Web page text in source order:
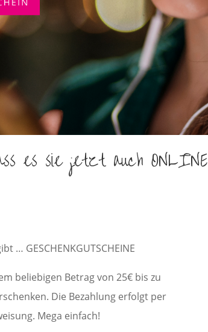
es sie jetzt auch ONLINE
… GESCHENKGUTSCHEINE
beliebigen Betrag von 25€ bis zu
Die Bezahlung erfolgt per
Mega einfach!